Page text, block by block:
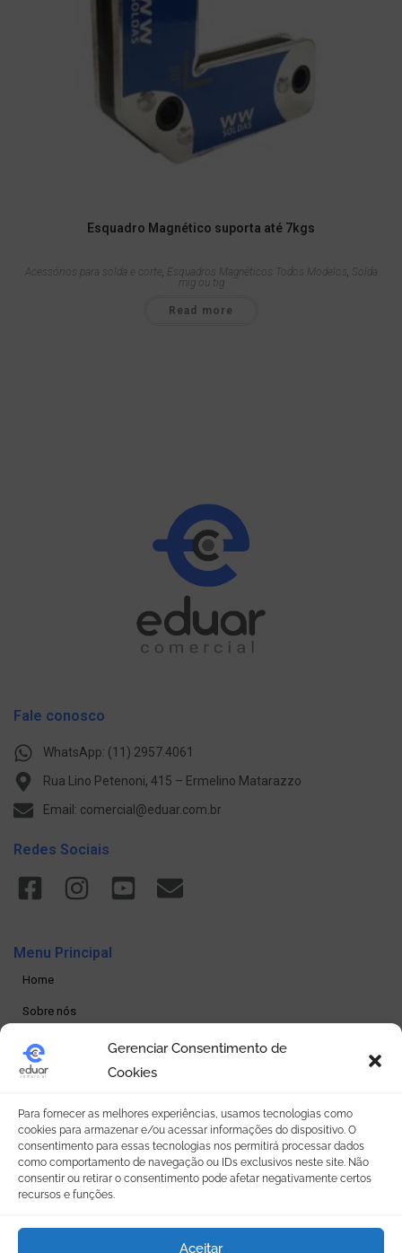
Gerenciar Consentimento de
Cookies
Para fornecer as melhores experiências, usamos tecnologias como
cookies para armazenar e/ou acessar informações do dispositivo. O
consentimento para essas tecnologias nos permitirá processar dados
como comportamento de navegação ou IDs exclusivos neste site. Não
consentir ou retirar o consentimento pode afetar negativamente certos
recursos e funções.
Aceitar
Esquadro Magnético suporta até 7kgs
Acessórios para solda e corte Esquadros Magnéticos Todos Modelos
Solda
mig ou tig
Read more
Fale conosco
WhatsApp: (11) 2957.4061
Rua Lino Petenoni, 415 – Ermelino Matarazzo
Email: comercial@eduar.com.br
Redes Sociais
Menu Principal
Home
Sobre nós
Produtos
Loja online
Seja um revendedor
Contato
Política de Privacidade